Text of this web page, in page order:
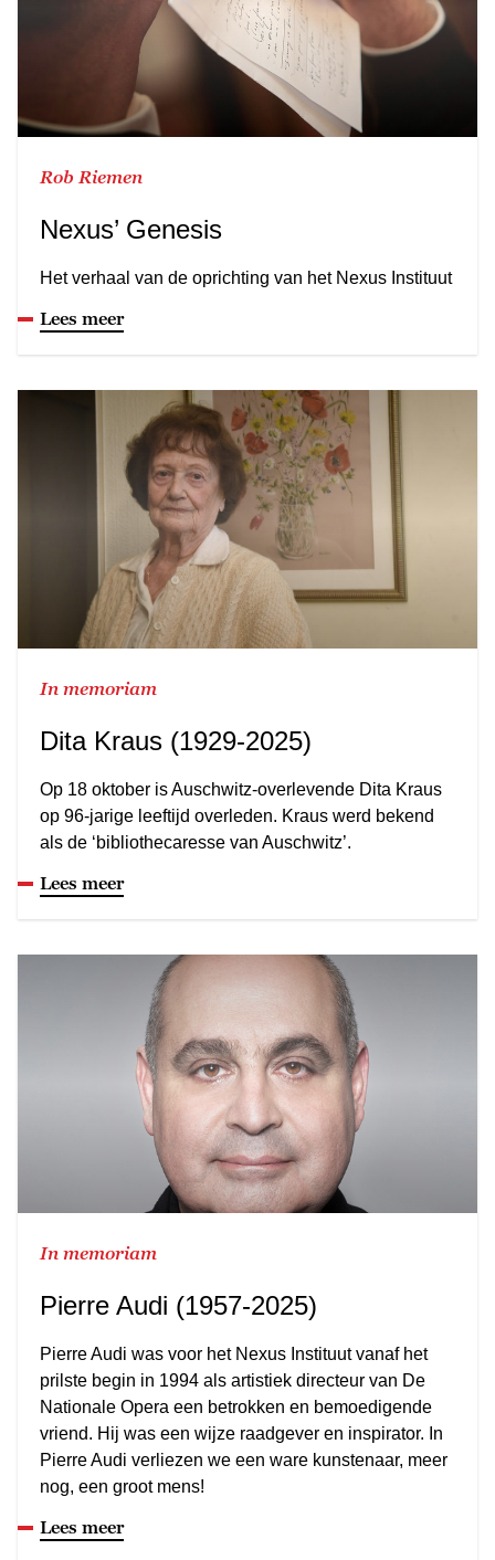
Rob Riemen
Nexus’ Genesis
Het verhaal van de oprichting van het Nexus Instituut
Lees meer
In memoriam
Dita Kraus (1929-2025)
Op 18 oktober is Auschwitz-overlevende Dita Kraus
op 96-jarige leeftijd overleden. Kraus werd bekend
als de ‘bibliothecaresse van Auschwitz’.
Lees meer
In memoriam
Pierre Audi (1957-2025)
Pierre Audi was voor het Nexus Instituut vanaf het
prilste begin in 1994 als artistiek directeur van De
Nationale Opera een betrokken en bemoedigende
vriend. Hij was een wijze raadgever en inspirator. In
Pierre Audi verliezen we een ware kunstenaar, meer
nog, een groot mens!
Lees meer